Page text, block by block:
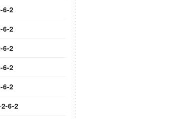
6-2
6-2
6-2
6-2
6-2
6-2